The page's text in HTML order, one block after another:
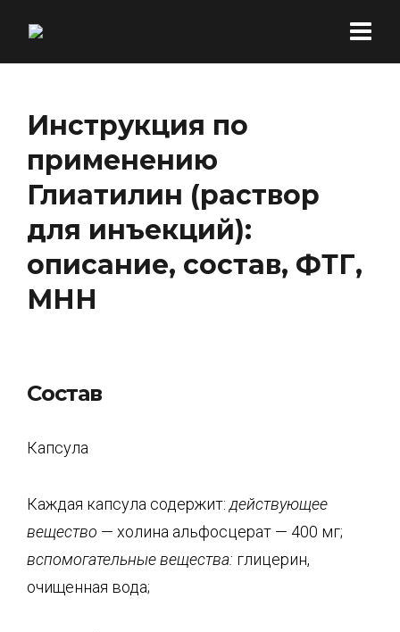
Инструкция по
применению
Глиатилин (раствор
для инъекций):
описание, состав, ФТГ,
МНН
Состав
Капсула
Каждая капсула содержит: действующее
вещество — холина альфосцерат — 400 мг;
вспомогательные вещества: глицерин,
очищенная вода;